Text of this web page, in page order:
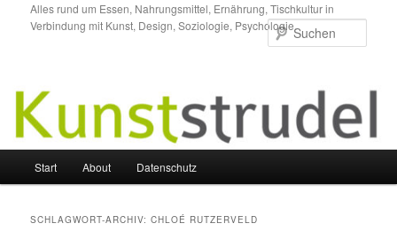
primären
sekundären
Alles rund um Essen, Nahrungsmittel, Ernährung, Tischkultur in
Verbindung mit Kunst, Design, Soziologie, Psychologie.
Start About Datenschutz
SCHLAGWORT-ARCHIV:CHLOÉ RUTZERVELD